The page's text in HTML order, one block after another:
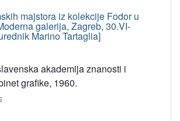
majstora iz kolekcije Fodor u
galerija, Zagreb, 30.VI-
Marino Tartaglia]
akademija znanosti i
grafike, 1960.